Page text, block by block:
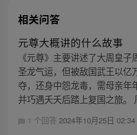
相关问答
元尊大概讲的什么故事
《元尊》主要讲述了大周皇
圣龙气运，但被敌国武王以亿
夺，还身中怨龙毒，需母亲年
并巧遇夭夭后踏上复国之旅。
1 个回答 2024年10月25日 02:34